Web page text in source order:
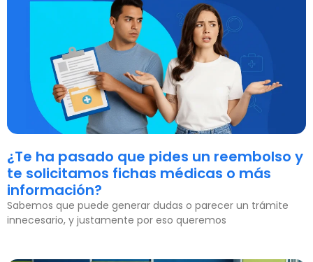
¿Te ha pasado que pides un reembolso y
te solicitamos fichas médicas o más
información?
Sabemos que puede generar dudas o parecer un trámite
innecesario, y justamente por eso queremos